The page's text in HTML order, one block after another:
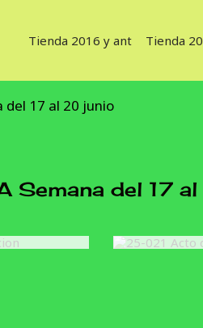
Tienda 2016 y ant Tienda
17 al 20 junio
Semana del 17